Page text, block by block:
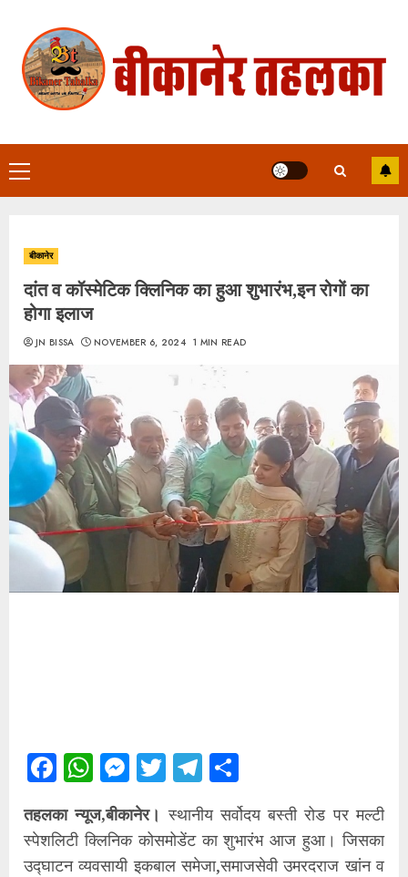
content
Primary
Menu
बीकानेर
दांत व कॉस्मेटिक क्लिनिक का हुआ शुभारंभ,इन रोगों का
होगा इलाज
JN BISSA NOVEMBER 6, 2024 1 MIN READ
Facebook
WhatsApp
Messenger
TwitterTelegram
तहलका न्यूज,बीकानेर। स्थानीय सर्वोदय बस्ती रोड पर मल्टी
स्पेशलिटी क्लिनिक कोसमोडेंट का शुभारंभ आज हुआ। जिसका
उद्घाटन व्यवसायी इकबाल समेजा,समाजसेवी उमरदराज खांन व